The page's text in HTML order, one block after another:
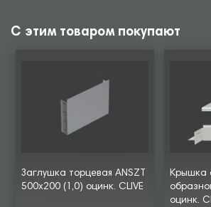
С этим товаром покупают
Заглушка торцевая ANSZT
500х200 (1,0) оцинк. CLIVE
Крышка
оцинк.